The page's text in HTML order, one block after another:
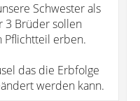
Schwester als
3 Brüder sollen
Pflichtteil erben.
das die Erbfolge
werden kann.